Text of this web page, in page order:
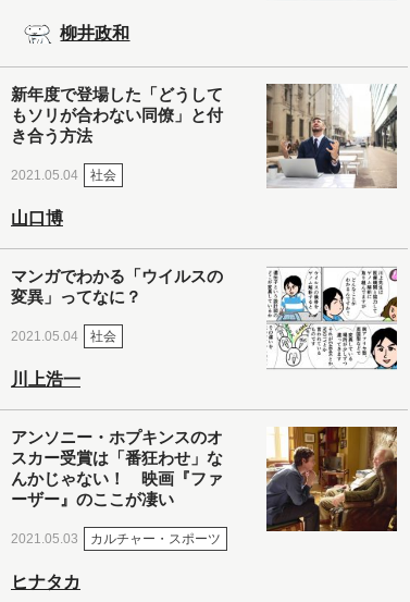
柳井政和
新年度で登場した「どうして
もソリが合わない同僚」と付
き合う方法
2021.05.04 社会
山口博
マンガでわかる「ウイルスの
変異」ってなに？
2021.05.04 社会
川上浩一
アンソニー・ホプキンスのオ
スカー受賞は「番狂わせ」な
んかじゃない！ 映画『ファ
ーザー』のここが凄い
2021.05.03 カルチャー・スポーツ
ヒナタカ